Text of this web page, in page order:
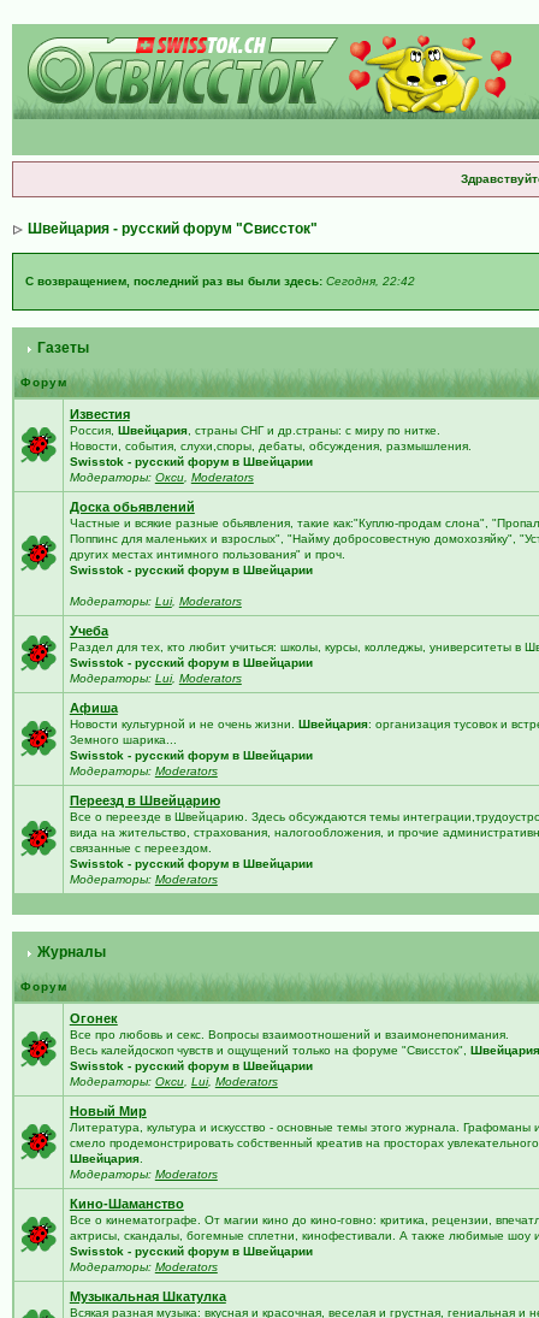
Швейцария - русский форум "Свиссток"
С возвращением, последний раз вы были здесь: Сегодня, 22:42
Газеты
Форум
Известия
Россия, Швейцария, страны СНГ и др.страны: с миру по нитке.
Новости, события, слухи,споры, дебаты, обсуждения, размышления.
Swisstok - русский форум в Швейцарии
Модераторы: Окси, Moderators
Доска обьявлений
Частные и всякие разные обьявления, такие как:"Куплю-продам слона",
Поппинс для маленьких и взрослых", "Найму добросовестную домохозяйку",
других местах интимного пользования" и проч.
Swisstok - русский форум в Швейцарии
Модераторы: Lui, Moderators
Учеба
Раздел для тех, кто любит учиться: школы, курсы, колледжы, университеты в
Swisstok - русский форум в Швейцарии
Модераторы: Lui, Moderators
Афиша
Новости культурной и не очень жизни. Швейцария: организация тусовок и
Земного шарика...
Swisstok - русский форум в Швейцарии
Модераторы: Moderators
Переезд в Швейцарию
Все о переезде в Швейцарию. Здесь обсуждаются темы
вида на жительство, страхования, налогообложения, и прочие
связанные с переездом.
Swisstok - русский форум в Швейцарии
Модераторы: Moderators
Журналы
Форум
Огонек
Все про любовь и секс. Вопросы взаимоотношений и взаимонепонимания.
Весь калейдоскоп чувств и ощущений только на форуме "Свиссток", Швейцария
Swisstok - русский форум в Швейцарии
Модераторы: Окси, Lui, Moderators
Новый Мир
Литература, культура и искусство - основные темы этого журнала. Графоманы
смело продемонстрировать собственный креатив на просторах
Швейцария.
Модераторы: Moderators
Кино-Шаманство
Все о кинематографе. От магии кино до кино-говно: критика, рецензии,
актрисы, скандалы, богемные сплетни, кинофестивали. А также любимые шоу
Swisstok - русский форум в Швейцарии
Модераторы: Moderators
Музыкальная Шкатулка
Всякая разная музыка: вкусная и красочная, веселая и грустная, гениальная и